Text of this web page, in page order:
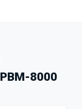
PBM-8000